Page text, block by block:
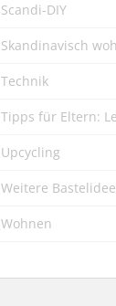
Scandi-DIY
Skandinavisch
Technik
Tipps für Eltern:
Upcycling
Weitere
Wohnen